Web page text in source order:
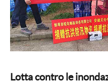
Lotta contro le